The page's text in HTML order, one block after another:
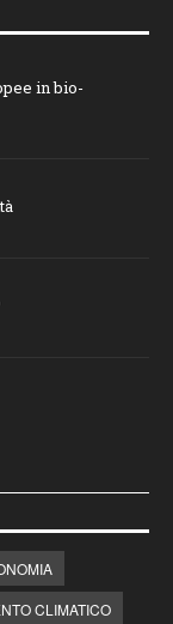
in bio-
CLIMATICO